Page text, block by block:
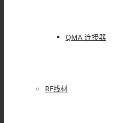
QMA 连接器
RF线材